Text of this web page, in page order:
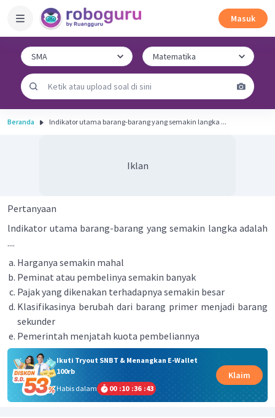
Masuk
Beranda lndikator utama barang-barang yang semakin langka ...
Iklan
Pertanyaan
lndikator utama barang-barang yang semakin langka adalah
....
Harganya semakin mahal
Peminat atau pembelinya semakin banyak
Pajak yang dikenakan terhadapnya semakin besar
Klasifikasinya berubah dari barang primer menjadi barang
sekunder
Pemerintah menjatah kuota pembeliannya
Ikuti Tryout SNBT & Menangkan E-Wallet
100rb
Habis dalam
00 :10 :36 :42
Klaim